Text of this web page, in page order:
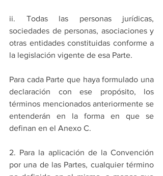
ii. Todas las personas jurídicas,
sociedades de personas, asociaciones y
otras entidades constituidas conforme a
la legislación vigente de esa Parte.
Para cada Parte que haya formulado una
declaración con ese propósito, los
términos mencionados anteriormente se
entenderán en la forma en que se
definan en el Anexo C.
2. Para la aplicación de la Convención
por una de las Partes, cualquier término